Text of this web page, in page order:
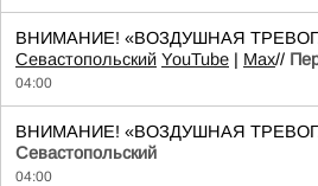
ВНИМАНИЕ! «ВОЗДУШНАЯ
Севастопольский YouTube | Max//
04:00
ВНИМАНИЕ! «ВОЗДУШНАЯ
Севастопольский
04:00